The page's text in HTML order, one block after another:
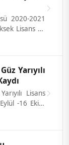
2020-2021
Lisans ve
Yarıyılı
Lisans
-16 Ekim